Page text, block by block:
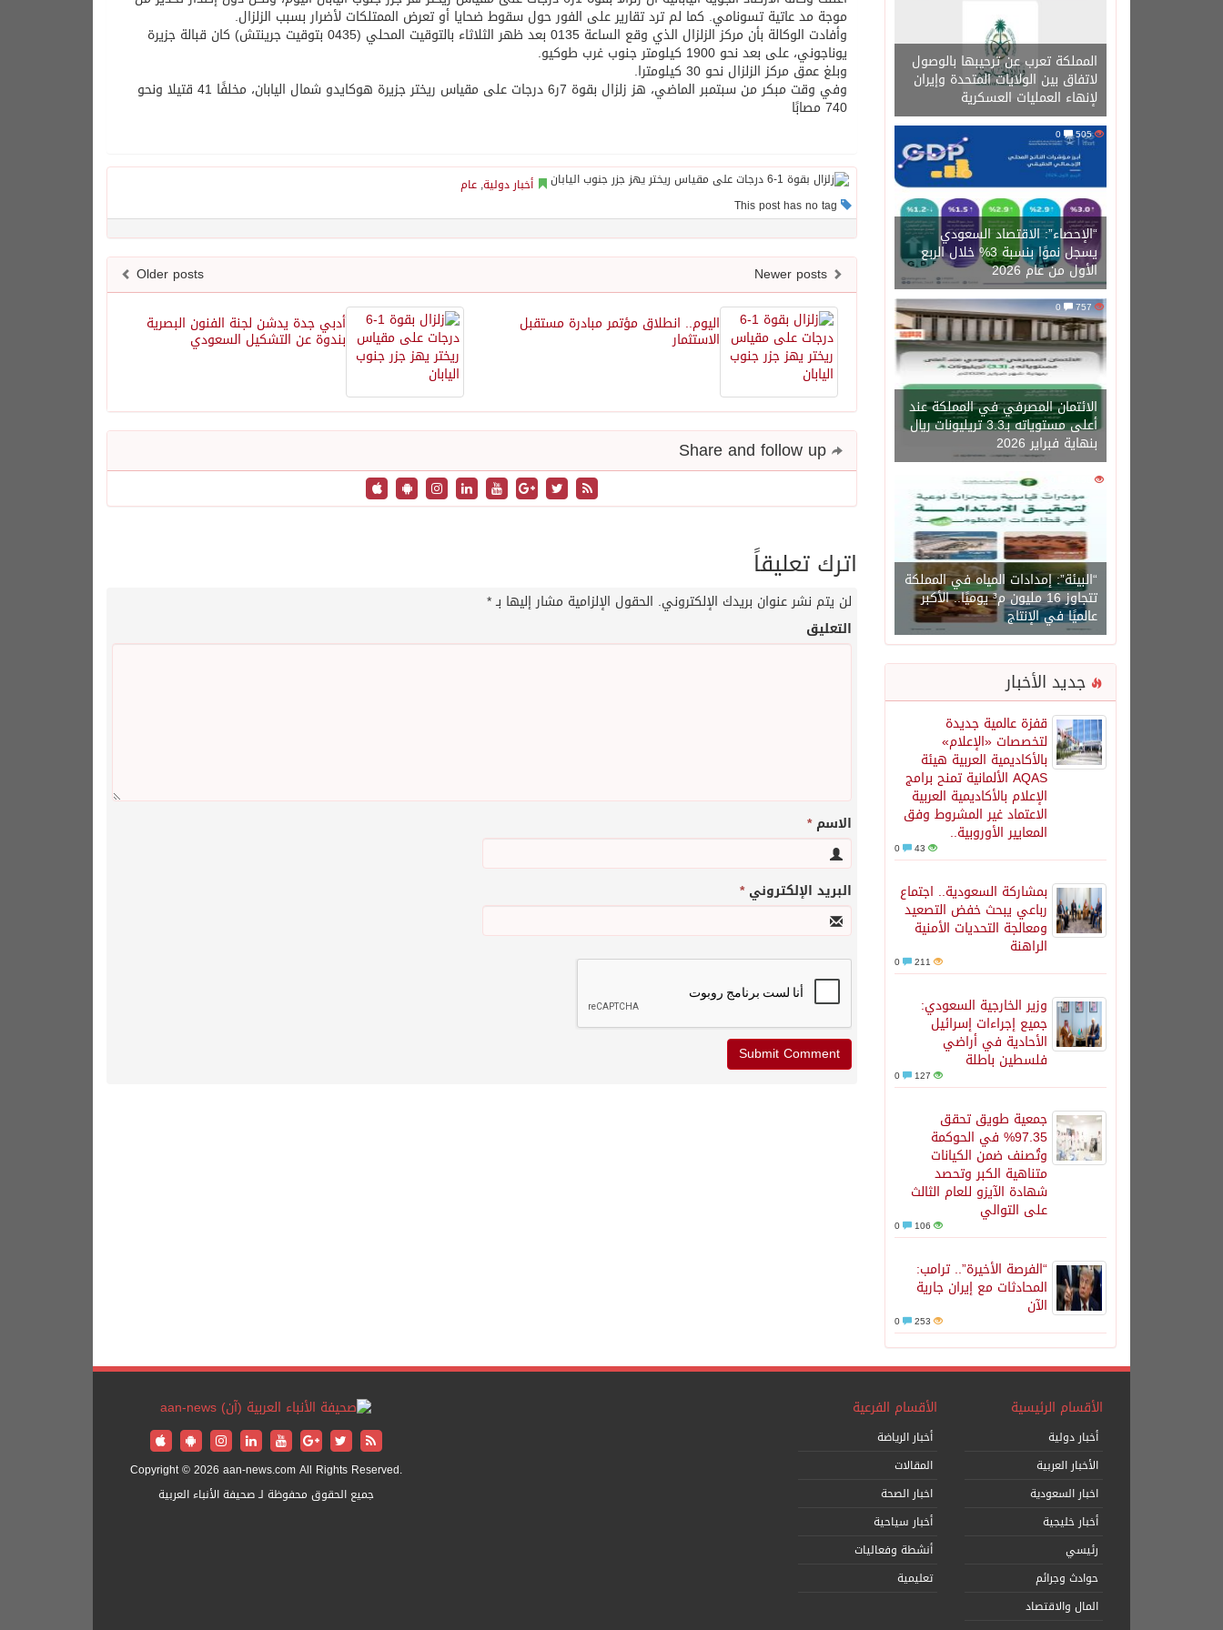
المملكة تعرب عن ترحيبها بالوصول
لاتفاق بين الولايات المتحدة وإيران
لإنهاء العمليات العسكرية
505
“الإحصاء”: الاقتصاد السعودي
يسجل نموًا بنسبة 3% خلال الربع
الأول من عام 2026
757
0
الائتمان المصرفي في المملكة عند
أعلى مستوياته بـ3.3 تريليونات ريال
بنهاية فبراير 2026
1450
“البيئة”: إمدادات المياه في المملكة
تتجاوز 16 مليون م³ يوميًا.. الأكبر
عالميًا في الإنتاج
جديد الأخبار
قفزة عالمية جديدة
لتخصصات «الإعلام»
بالأكاديمية العربية هيئة
AQAS الألمانية تمنح برامج
الإعلام بالأكاديمية العربية
الاعتماد غير المشروط وفق
المعايير الأوروبية..
43
بمشاركة السعودية.. اجتماع
رباعي يبحث خفض التصعيد
ومعالجة التحديات الأمنية
الراهنة
211
وزير الخارجية السعودي:
جميع إجراءات إسرائيل
الأحادية في أراضي
فلسطين باطلة
127
جمعية طويق تحقق
97.35% في الحوكمة
وتُصنف ضمن الكيانات
متناهية الكبر وتحصد
شهادة الآيزو للعام الثالث
على التوالي
106
“الفرصة الأخيرة”.. ترامب:
المحادثات مع إيران جارية
الآن
253
موجة مد عاتية تسونامي. كما لم ترد تقارير على الفور حول سقوط ضحايا أو تعرض الممتلكات لأضرار بسبب الزلزال.
وأفادت الوكالة بأن مركز الزلزال الذي وقع الساعة 0135 بعد ظهر الثلاثاء بالتوقيت المحلي (0435 بتوقيت جرينتش) كان قبالة جزيرة
يوناجوني، على بعد نحو 1900 كيلومتر جنوب غرب طوكيو.
وبلغ عمق مركز الزلزال نحو 30 كيلومترا.
وفي وقت مبكر من سبتمبر الماضي، هز زلزال بقوة 7ر6 درجات على مقياس ريختر جزيرة هوكايدو شمال اليابان، مخلفًا 41 قتيلا ونحو
740 مصابًا
أخبار دولية, عام
Older posts
أدبي جدة يدشن لجنة الفنون البصرية
بندوة عن التشكيل السعودي
اليوم.. انطلاق مؤتمر مبادرة مستقبل
الاستثمار
اترك تعليقاً
لن يتم نشر عنوان بريدك الإلكتروني. الحقول الإلزامية مشار إليها بـ*
التعليق
الاسم*
البريد الإلكتروني*
الأقسام الرئيسية
أخبار دولية
الأخبار العربية
اخبار السعودية
أخبار خليجية
رئيسي
حوادث وجرائم
المال والاقتصاد
الأقسام الفرعية
أخبار الرياضة
المقالات
اخبار الصحة
أخبار سياحية
أنشطة وفعاليات
تعليمية
Copyright © 2026 aan-news.com All Rights Reserved.
جميع الحقوق محفوظة لـ صحيفة الأنباء العربية